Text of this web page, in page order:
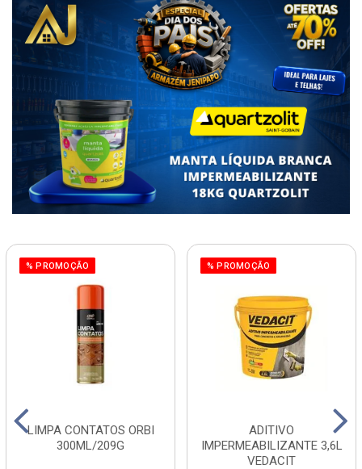
% PROMOÇÃO
LIMPA CONTATOS ORBI
300ML/209G
% PROMOÇÃO
ADITIVO
IMPERMEABILIZANTE 3,6L
VEDACIT